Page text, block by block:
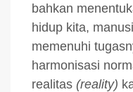
bahkan
hidup kita,
memenuhi
harmonisasi
realitas (reality)